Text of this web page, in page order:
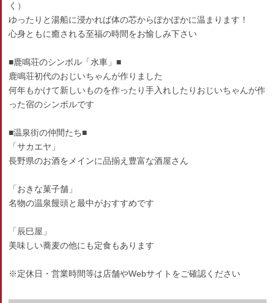
く）
ゆったりと湯船に浸かれば体の芯からぽかぽかに温まります！
心身ともに癒される至福の時間をお愉しみ下さい
■鹿鳴荘のシンボル「水車」■
鹿鳴荘初代のおじいちゃんが作りました
何年もかけて新しいものを作ったり手入れしたりおじいちゃんが作
った宿のシンボルです
■温泉街の仲間たち■
「サカエヤ」
長野県のお酒をメインに品揃え豊富な酒屋さん
「おきな菓子舗」
名物の温泉饅頭と最中がおすすめです
「辰巳屋」
美味しい蕎麦の他にも定食もあります
※定休日・営業時間等は店舗やWebサイトをご確認ください